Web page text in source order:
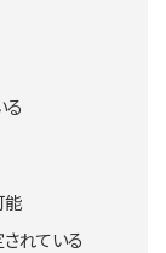
能
れている